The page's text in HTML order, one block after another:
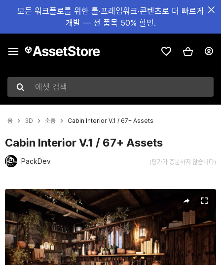
모든 워크플로를 위한 툴·프레임워크·콘텐츠로 더 빠르게
개발 — 전 품목 50% 할인.
에셋 검색
홈 3D 소품 Cabin Interior V.1 / 67+ Assets
Cabin Interior V.1 / 67+ Assets
PackDev (평가가 충분하지 않습니다)
현재 슬라이드: 1 / 18